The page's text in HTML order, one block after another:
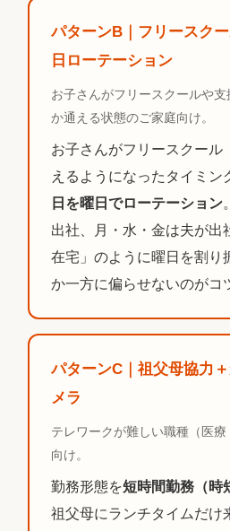
パターンB｜フリースク
日ローテーション
お子さんがフリースクールや
か通える状態のご家庭向け。
お子さんがフリースクール
えるようになったタイミン
日を曜日でローテーション
出社、月・水・金は夫が出
在宅」のように曜日を割り
か一方に偏らせないのがコ
パターンC｜祖父母協力
メラ
テレワークが難しい職種（医療
向け。
勤務形態を短時間勤務（時
祖父母にランチタイムだけ